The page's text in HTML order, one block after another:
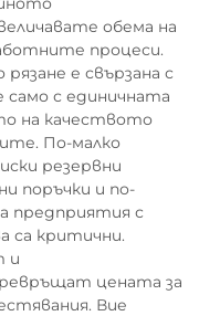
обема на
процеси.
е свързана с
с единичната
на качеството
По-малко
резервни
поръчки и по-
предприятия с
са критични.
и
цената за
Вие